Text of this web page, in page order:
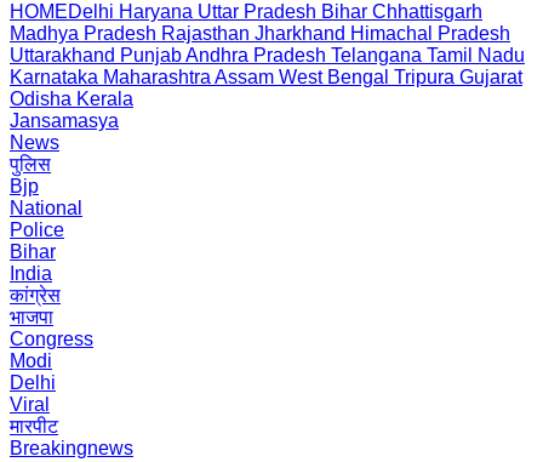
HOMEDelhi Haryana Uttar Pradesh Bihar Chhattisgarh
Madhya Pradesh Rajasthan Jharkhand Himachal Pradesh
Uttarakhand PunjabAndhra Pradesh Telangana Tamil Nadu
Karnataka Maharashtra Assam West Bengal Tripura Gujarat
Odisha Kerala
Jansamasya
News
पुलिस
Bjp
National
Police
Bihar
India
कांग्रेस
भाजपा
Congress
Modi
Delhi
Viral
मारपीट
Breakingnews